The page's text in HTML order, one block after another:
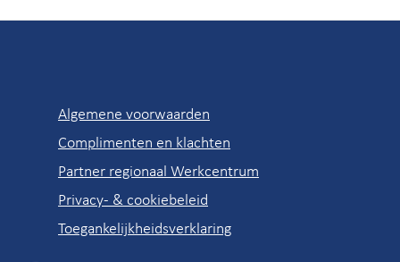
Algemene voorwaarden
Complimenten en klachten
Partner regionaal Werkcentrum
Privacy- & cookiebeleid
Toegankelijkheidsverklaring